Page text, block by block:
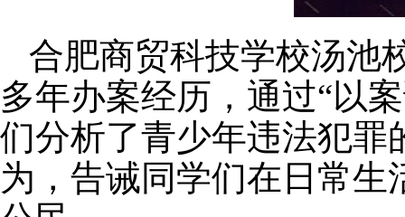
合肥商贸科技学校汤池
多年办案经历，通过“以
们分析了青少年违法犯罪
为，告诫同学们在日常